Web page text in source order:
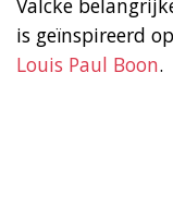
is geïnspireerd
Louis Paul Boon.